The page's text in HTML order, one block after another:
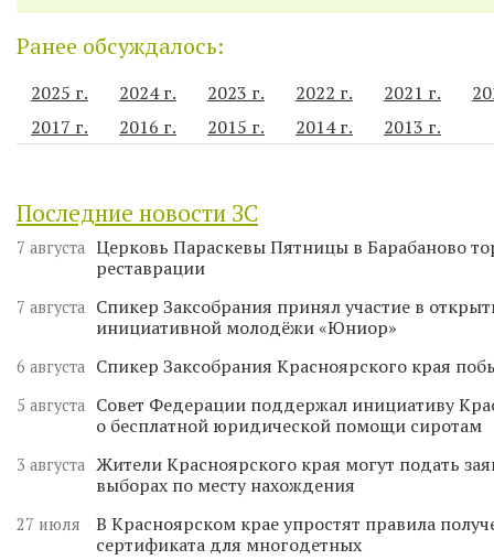
Ранее обсуждалось:
2025 г. 2024 г. 2023 г. 2022 г. 2021 г.
2017 г.
2016 г. 2015 г. 2014 г. 2013 г.
Последние новости ЗС
7 августа Церковь Параскевы Пятницы в Барабаново
реставрации
7 августа
Спикер Заксобрания принял участие в
инициативной молодёжи «Юниор»
6 августа Спикер Заксобрания Красноярского края
5 августа
Совет Федерации поддержал инициативу
о бесплатной юридической помощи сиротам
3 августа Жители Красноярского края могут подать
выборах по месту нахождения
27 июля
В Красноярском крае упростят правила
сертификата для многодетных